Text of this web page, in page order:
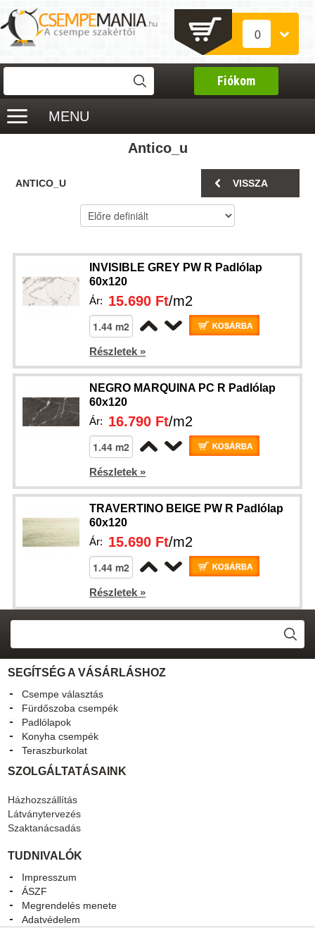
0
Fiókom
MENU
Antico_u
ANTICO_U VISSZA
INVISIBLE GREY PW R Padlólap
60x120
Ár: 15.690 Ft/m2
Részletek »
NEGRO MARQUINA PC R Padlólap
60x120
Ár: 16.790 Ft/m2
Részletek »
TRAVERTINO BEIGE PW R Padlólap
60x120
Ár: 15.690 Ft/m2
Részletek »
SEGÍTSÉG A VÁSÁRLÁSHOZ
Csempe választás
Fürdőszoba csempék
Padlólapok
Konyha csempék
Teraszburkolat
SZOLGÁLTATÁSAINK
Házhozszállítás
Látványtervezés
Szaktanácsadás
TUDNIVALÓK
Impresszum
ÁSZF
Megrendelés menete
Adatvédelem